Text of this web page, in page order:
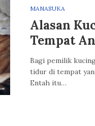
MANASUKA
Alasan
Tempat
Bagi pemilik
tidur di tempat
Entah itu…